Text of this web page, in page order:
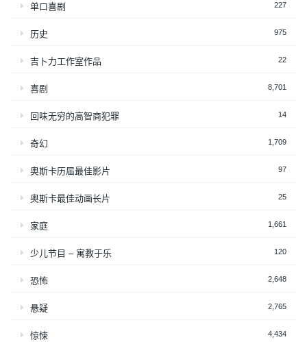
单口喜剧 227
历史 975
吉卜力工作室作品 22
喜剧 8,701
回味无穷的高智商犯罪 14
奇幻 1,709
奥斯卡历届最佳影片 97
奥斯卡最佳动画长片 25
家庭 1,661
少儿节目 – 寓教于乐 120
恐怖 2,648
悬疑 2,765
惊悚 4,434